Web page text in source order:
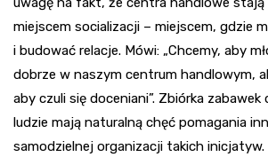
miejscem socializacji – miejscem, gdzie
i budować relacje. Mówi: „Chcemy, aby
dobrze w naszym centrum handlowym,
aby czuli się doceniani”. Zbiórka zabawek
ludzie mają naturalną chęć pomagania
samodzielnej organizacji takich inicjatyw.